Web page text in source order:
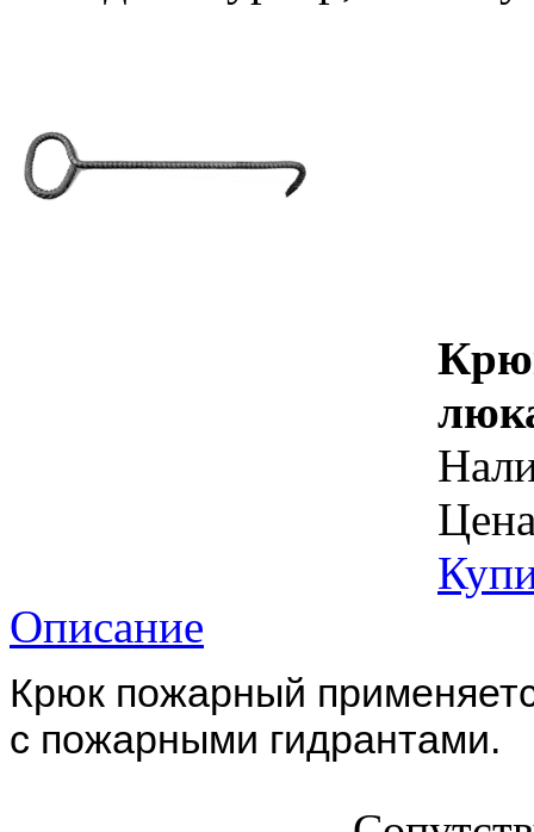
Описание
Крюк пожарный
с пожарными гидрантами.